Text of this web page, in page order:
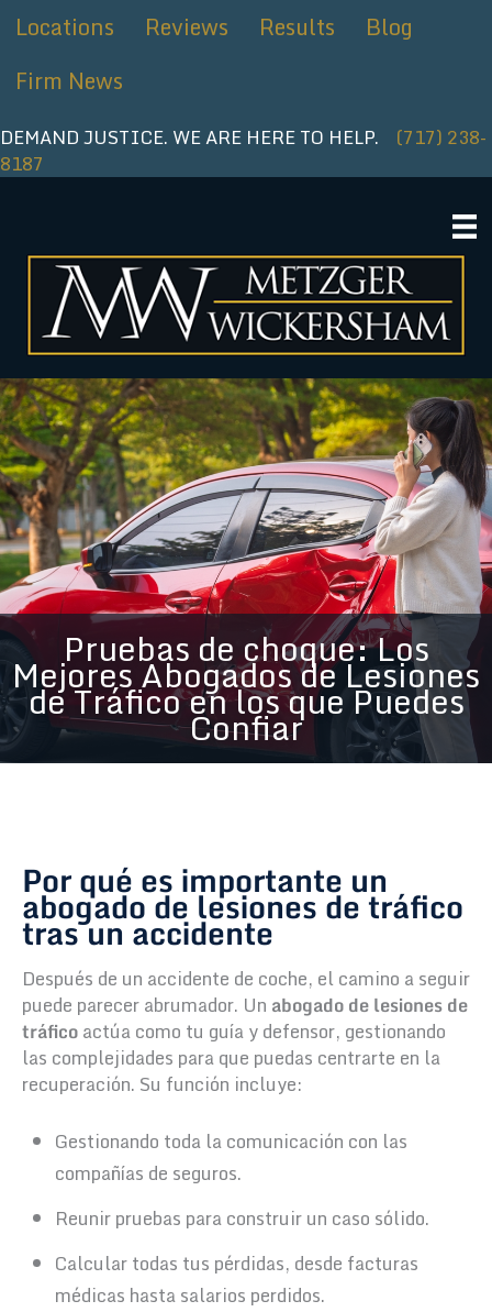
Locations Reviews Results
Blog
Firm News
DEMAND JUSTICE. WE ARE HERE TO HELP. (717) 238-
8187
Pruebas de choque: Los
Mejores Abogados de Lesiones
de Tráfico en los que Puedes
Confiar
Por qué es importante un
abogado de lesiones de tráfico
tras un accidente
Después de un accidente de coche, el camino a seguir
puede parecer abrumador. Un abogado de lesiones de
tráficoactúa como tu guía y defensor, gestionando
las complejidades para que puedas centrarte en la
recuperación. Su función incluye:
Gestionando toda la comunicación con las
compañías de seguros.
Reunir pruebas para construir un caso sólido.
Calcular todas tus pérdidas, desde facturas
médicas hasta salarios perdidos.